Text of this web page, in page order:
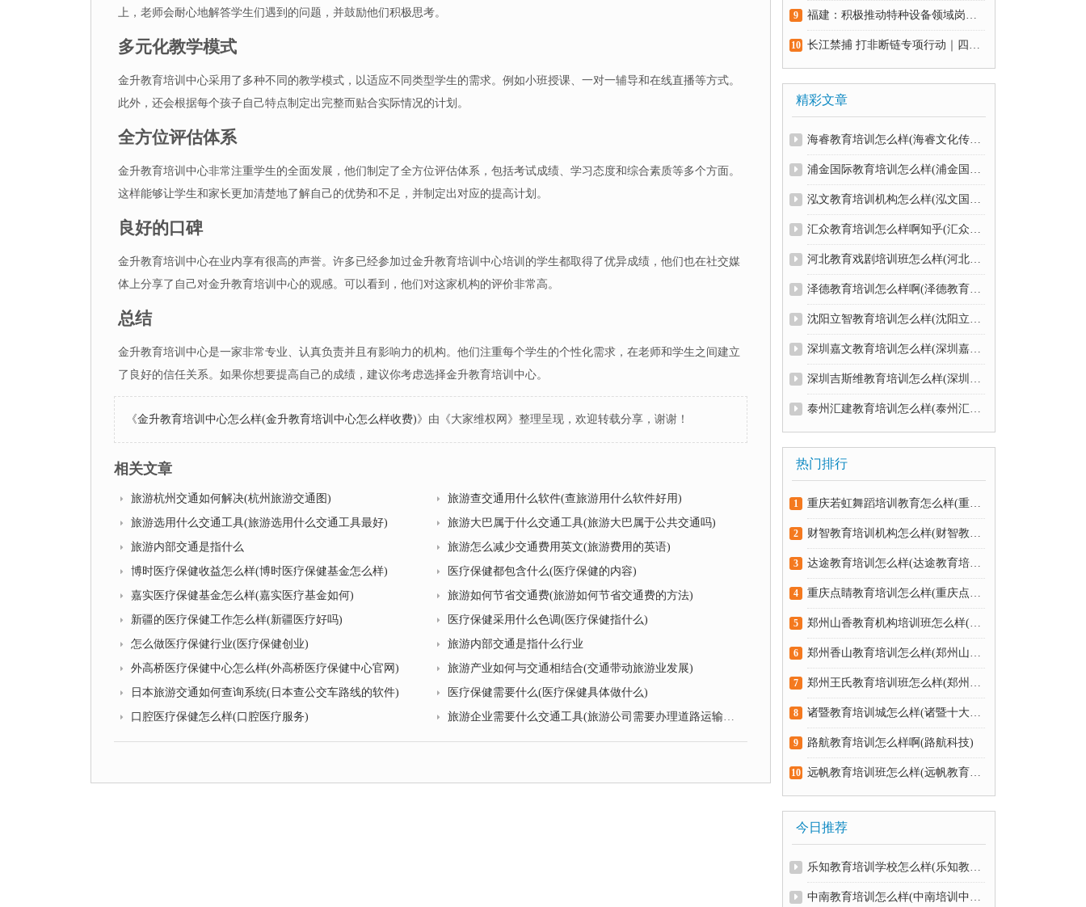
上，老师会耐心地解答学生们遇到的问题，并鼓励他们积极思考。
多元化教学模式
金升教育培训中心采用了多种不同的教学模式，以适应不同类型学生的需求。例如小班授课、一对一辅导和在线直播等方式。
此外，还会根据每个孩子自己特点制定出完整而贴合实际情况的计划。
全方位评估体系
金升教育培训中心非常注重学生的全面发展，他们制定了全方位评估体系，包括考试成绩、学习态度和综合素质等多个方面。
这样能够让学生和家长更加清楚地了解自己的优势和不足，并制定出对应的提高计划。
良好的口碑
金升教育培训中心在业内享有很高的声誉。许多已经参加过金升教育培训中心培训的学生都取得了优异成绩，他们也在社交媒
体上分享了自己对金升教育培训中心的观感。可以看到，他们对这家机构的评价非常高。
总结
金升教育培训中心是一家非常专业、认真负责并且有影响力的机构。他们注重每个学生的个性化需求，在老师和学生之间建立
了良好的信任关系。如果你想要提高自己的成绩，建议你考虑选择金升教育培训中心。
《金升教育培训中心怎么样(金升教育培训中心怎么样收费)》由《大家维权网》整理呈现，欢迎转载分享，谢谢！
相关文章
旅游杭州交通如何解决(杭州旅游交通图)
旅游查交通用什么软件(查旅游用什么软件好用)
旅游选用什么交通工具(旅游选用什么交通工具最好)
旅游大巴属于什么交通工具(旅游大巴属于公共交通吗)
旅游内部交通是指什么
旅游怎么减少交通费用英文(旅游费用的英语)
博时医疗保健收益怎么样(博时医疗保健基金怎么样)
医疗保健都包含什么(医疗保健的内容)
嘉实医疗保健基金怎么样(嘉实医疗基金如何)
旅游如何节省交通费(旅游如何节省交通费的方法)
新疆的医疗保健工作怎么样(新疆医疗好吗)
医疗保健采用什么色调(医疗保健指什么)
怎么做医疗保健行业(医疗保健创业)
旅游内部交通是指什么行业
外高桥医疗保健中心怎么样(外高桥医疗保健中心官网)
旅游产业如何与交通相结合(交通带动旅游业发展)
日本旅游交通如何查询系统(日本查公交车路线的软件)
医疗保健需要什么(医疗保健具体做什么)
口腔医疗保健怎么样(口腔医疗服务)
旅游企业需要什么交通工具(旅游公司需要办理道路运输许可证吗)
9 福建：积极推动特种设备领域岗位实战大练兵
10 长江禁捕 打非断链专项行动｜四川成都发布3起典型案例
精彩文章
海睿教育培训怎么样(海睿文化传媒有限公司)
浦金国际教育培训怎么样(浦金国际教育培训怎么样可靠吗)
泓文教育培训机构怎么样(泓文国际学校好还是不好呢)
汇众教育培训怎么样啊知乎(汇众教育值得去学吗)
河北教育戏剧培训班怎么样(河北教育戏剧培训班怎么样知乎)
泽德教育培训怎么样啊(泽德教育咨询服务中心)
沈阳立智教育培训怎么样(沈阳立智教育培训怎么样啊)
深圳嘉文教育培训怎么样(深圳嘉文教育还没开始读退费)
深圳吉斯维教育培训怎么样(深圳吉斯维教育培训怎么样知乎)
泰州汇建教育培训怎么样(泰州汇捷置业有限公司)
热门排行
1 重庆若虹舞蹈培训教育怎么样(重庆若虹舞蹈培训教育怎么样知乎)
2 财智教育培训机构怎么样(财智教育培训机构怎么样知乎)
3 达途教育培训怎么样(达途教育培训怎么样知乎)
4 重庆点睛教育培训怎么样(重庆点睛教育网)
5 郑州山香教育机构培训班怎么样(郑州山香教育培训收费)
6 郑州香山教育培训怎么样(郑州山香教育咨询电话)
7 郑州王氏教育培训班怎么样(郑州王氏英语培训学校)
8 诸暨教育培训城怎么样(诸暨十大教育培训机构)
9 路航教育培训怎么样啊(路航科技)
10 远帆教育培训班怎么样(远帆教育培训学校)
今日推荐
乐知教育培训学校怎么样(乐知教育可信吗)
中南教育培训怎么样(中南培训中心怎么样)